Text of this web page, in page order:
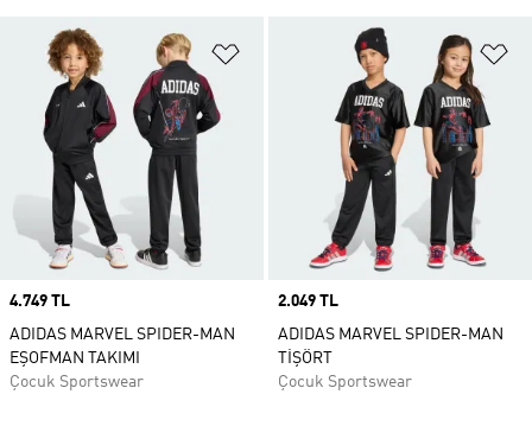
Favori Listesine Ekle
Price
4.749 TL
ADIDAS MARVEL SPIDER-MAN
EŞOFMAN TAKIMI
Çocuk Sportswear
Price
2.049 TL
ADIDAS MARVEL SPIDER-MAN
TİŞÖRT
Çocuk Sportswear